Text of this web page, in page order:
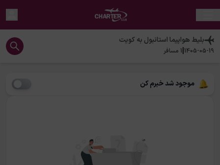
بلیط هواپیمااستانبول به کویت
1405-05-19
|
1 مسافر
موجود شد خبرم کن